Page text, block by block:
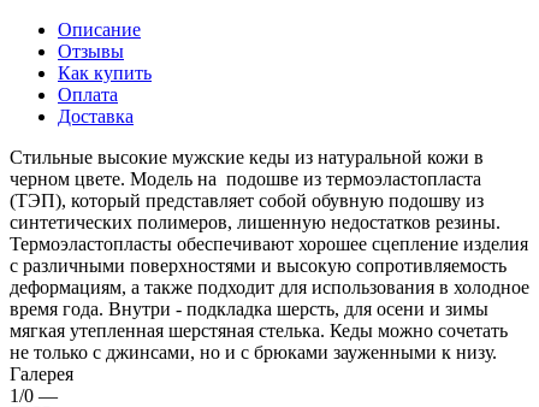
Описание
Отзывы
Как купить
Оплата
Доставка
Стильные высокие мужские кеды из натуральной кожи в
черном цвете. Модель на подошве из термоэластопласта
(ТЭП), который представляет собой обувную подошву из
синтетических полимеров, лишенную недостатков резины.
Термоэластопласты обеспечивают хорошее сцепление изделия
с различными поверхностями и высокую сопротивляемость
деформациям, а также подходит для использования в холодное
время года. Внутри - подкладка шерсть, для осени и зимы
мягкая утепленная шерстяная стелька. Кеды можно сочетать
не только с джинсами, но и с брюками зауженными к низу.
Галерея
1/0 —